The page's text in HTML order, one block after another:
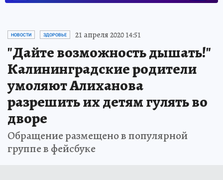
НОВОСТИ ЗДОРОВЬЕ 21 апреля 2020 14:51
"Дайте возможность дышать!"
Калининградские родители
умоляют Алиханова
разрешить их детям гулять во
дворе
Обращение размещено в популярной
группе в фейсбуке